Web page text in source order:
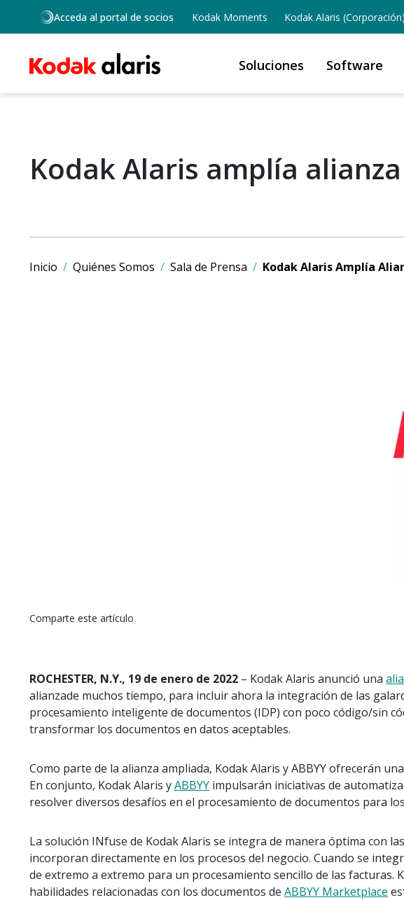
Skip to main content
Acceda al portal de socios Kodak Moments Kodak Alaris (Corporación)
Soluciones Software
Kodak Alaris amplía
Inicio Quiénes Somos Sala de Prensa Kodak Alaris Amplía
Comparte este artículo
ROCHESTER, N.Y., 19 de enero de 2022 – Kodak Alaris anunció una
alianzade muchos tiempo, para incluir ahora la integración de las
procesamiento inteligente de documentos (IDP) con poco código/sin
transformar los documentos en datos aceptables.
Como parte de la alianza ampliada, Kodak Alaris y ABBYY ofrecerán
En conjunto, Kodak Alaris yABBYY impulsarán iniciativas de
resolver diversos desafíos en el procesamiento de documentos para
La solución INfuse de Kodak Alaris se integra de manera óptima con
incorporan directamente en los procesos del negocio. Cuando se
de extremo a extremo para un procesamiento sencillo de las
habilidades relacionadas con los documentos de ABBYY Marketplace